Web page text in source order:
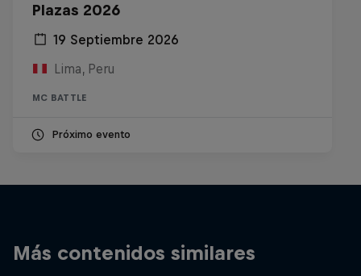
Plazas 2026
19 Septiembre 2026
Lima, Peru
MC BATTLE
Próximo evento
Más contenidos similares